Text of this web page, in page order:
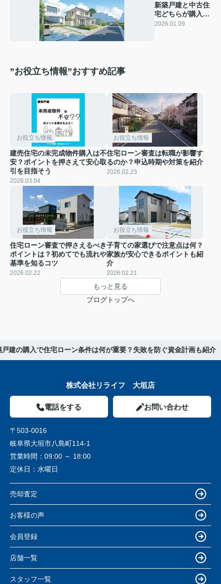
新築戸建と中古住
宅どちらが購入に
おすすめ？比較ポ
2026.01.09
”お役立ち情報”おすすめ記事
お役立ち情報
建売住宅の未完成物件購入は不
安？ポイントを押さえて安心取
引を目指そう
2026.03.04
お役立ち情報
住宅ローン審査は転職が影響す
るのか？申込時期や対策を紹介
2026.02.23
お役立ち情報
住宅ローン審査で押さえるべき
ポイントは？初めてでも流れや
基準を知るコツ
2026.02.22
お役立ち情報
子育ての家選びで注意点は何？
家族が安心できるポイントも紹
介
2026.02.21
もっと見る
ブログトップへ
戸建の購入で住宅ローン条件は何が重要？失敗を防ぐ資金計画も紹介
株式会社リライフ 大垣店
電話をする お問い合わせ
〒503-0016
岐阜県大垣市八島町114-1
営業時間： 09:00 ～ 18:00
定休日： 水曜日
売却査定
お客様の声
会員登録
店舗一覧
スタッフ一覧